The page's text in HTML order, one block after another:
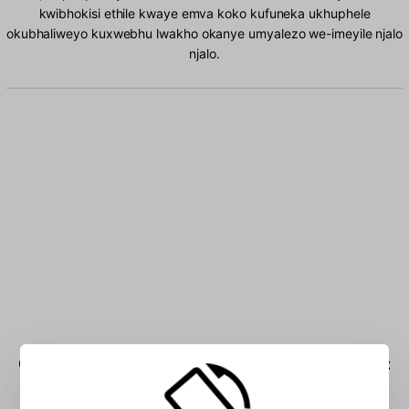
kwibhokisi ethile kwaye emva koko kufuneka ukhuphele
okubhaliweyo kuxwebhu lwakho okanye umyalezo we-imeyile njalo
njalo.
Chwetheza amagama angu- Albanian kwibhokisi: